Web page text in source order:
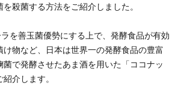
殺菌する方法をご紹介しました。
を善玉菌優勢にする上で、発酵食品が有効
け物など、日本は世界一の発酵食品の豊富
菌で発酵させたあま酒を用いた「ココナッ
介します。